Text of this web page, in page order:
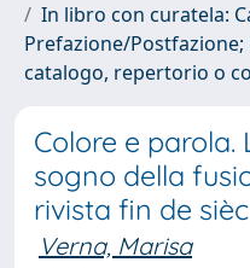
In libro con curatela:
Prefazione/
catalogo, repertorio o
Colore e parola.
sogno della
rivista fin de
Verna, Marisa